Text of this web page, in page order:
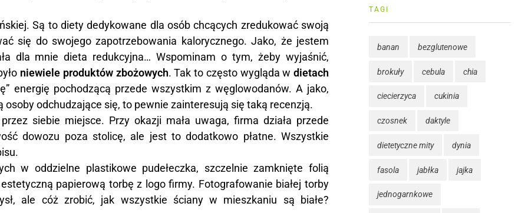
Są to diety dedykowane dla osób chcących zredukować swoją
się do swojego zapotrzebowania kalorycznego. Jako, że jestem
dla mnie dieta redukcyjna… Wspominam o tym, żeby wyjaśnić,
niewiele produktów zbożowych. Tak to często wygląda wdietach
energię pochodzącą przede wszystkim z węglowodanów. A jako,
odchudzające się, to pewnie zainteresują się taką recenzją.
siebie miejsce. Przy okazji mała uwaga, firma działa przede
dowozu poza stolicę, ale jest to dodatkowo płatne. Wszystkie
w oddzielne plastikowe pudełeczka, szczelnie zamknięte folią
papierową torbę z logo firmy. Fotografowanie białej torby
ale cóż zrobić, jak wszystkie ściany w mieszkaniu są białe?
TAGI
banan bezglutenowe
brokuły cebula chia
ciecierzyca cukinia
czosnek daktyle
dietetyczne mity dynia
fasola jabłka jajka
jednogarnkowe